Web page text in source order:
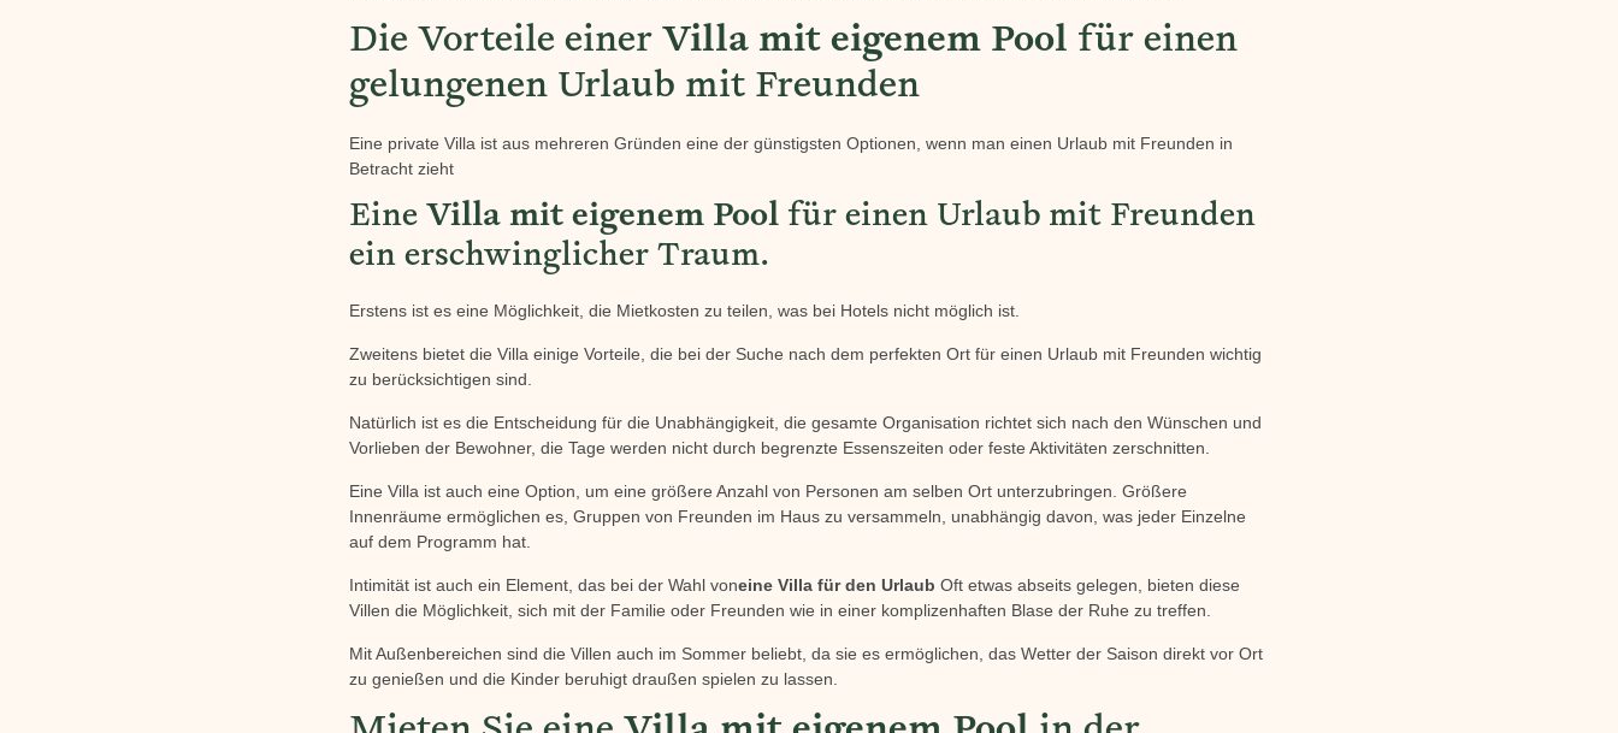
Die Vorteile einer Villa mit eigenem Pool für einen
gelungenen Urlaub mit Freunden
Eine private Villa ist aus mehreren Gründen eine der günstigsten Optionen, wenn man einen Urlaub mit Freunden in
Betracht zieht
Eine Villa mit eigenem Pool für einen Urlaub mit Freunden
ein erschwinglicher Traum.
Erstens ist es eine Möglichkeit, die Mietkosten zu teilen, was bei Hotels nicht möglich ist.
Zweitens bietet die Villa einige Vorteile, die bei der Suche nach dem perfekten Ort für einen Urlaub mit Freunden wichtig
zu berücksichtigen sind.
Natürlich ist es die Entscheidung für die Unabhängigkeit, die gesamte Organisation richtet sich nach den Wünschen und
Vorlieben der Bewohner, die Tage werden nicht durch begrenzte Essenszeiten oder feste Aktivitäten zerschnitten.
Eine Villa ist auch eine Option, um eine größere Anzahl von Personen am selben Ort unterzubringen. Größere
Innenräume ermöglichen es, Gruppen von Freunden im Haus zu versammeln, unabhängig davon, was jeder Einzelne
auf dem Programm hat.
Intimität ist auch ein Element, das bei der Wahl voneine Villa für den Urlaub Oft etwas abseits gelegen, bieten diese
Villen die Möglichkeit, sich mit der Familie oder Freunden wie in einer komplizenhaften Blase der Ruhe zu treffen.
Mit Außenbereichen sind die Villen auch im Sommer beliebt, da sie es ermöglichen, das Wetter der Saison direkt vor Ort
zu genießen und die Kinder beruhigt draußen spielen zu lassen.